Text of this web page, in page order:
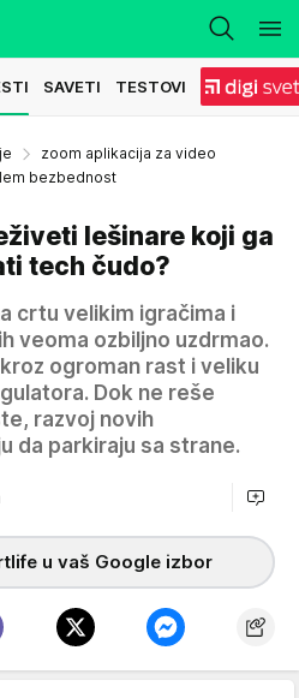
SAVETI TESTOVI
zoom aplikacija za video
bezbednost
lešinare koji ga
tech čudo?
crtu velikim igračima i
veoma ozbiljno uzdrmao.
ogroman rast i veliku
Dok ne reše
razvoj novih
da parkiraju sa strane.
u vaš Google izbor